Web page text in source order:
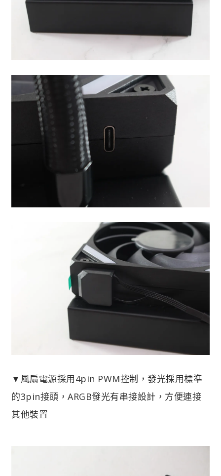
▼風扇電源採用4pin PWM控制，發光採用標準
的3pin接頭，ARGB發光有串接設計，方便連接
其他裝置